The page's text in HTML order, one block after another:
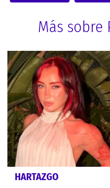
Más sobre
HARTAZGO